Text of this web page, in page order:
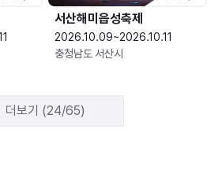
서산해미읍성축제
2026.10.09~2026.10.11
충청남도 서산시
더보기 (24/65)